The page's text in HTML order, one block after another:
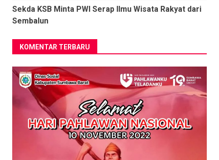
Sekda KSB Minta PWI Serap Ilmu Wisata Rakyat dari
Sembalun
KOMENTAR TERBARU